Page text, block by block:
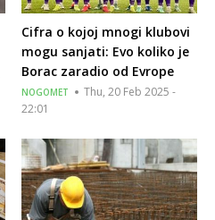
Cifra o kojoj mnogi klubovi
mogu sanjati: Evo koliko je
Borac zaradio od Evrope
NOGOMET
Thu, 20 Feb 2025 -
22:01